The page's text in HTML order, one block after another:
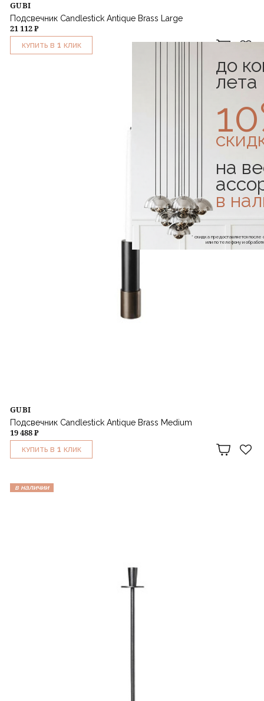
GUBI
Подсвечник Candlestick Antique Brass Large
21 112 ₽
КУПИТЬ В 1 КЛИК
GUBI
Подсвечник Candlestick Antique Brass Medium
19 488 ₽
КУПИТЬ В 1 КЛИК
в наличии
до
лета
на
в
* скидка предоставляется
или по телефону и